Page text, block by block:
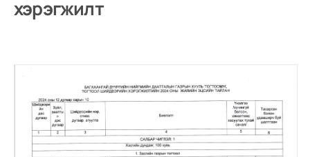
хэрэгжилт